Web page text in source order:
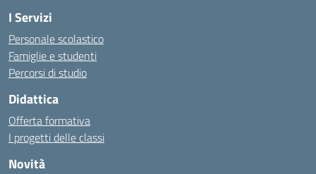
I Servizi
Personale scolastico
Famiglie e studenti
Percorsi di studio
Didattica
Offerta formativa
I progetti delle classi
Novità